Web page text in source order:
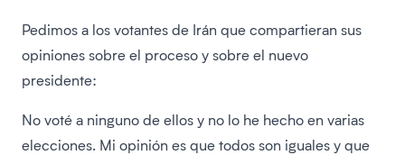
Pedimos a los votantes de Irán que compartieran sus
opiniones sobre el proceso y sobre el nuevo
presidente:
No voté a ninguno de ellos y no lo he hecho en varias
elecciones. Mi opinión es que todos son iguales y que